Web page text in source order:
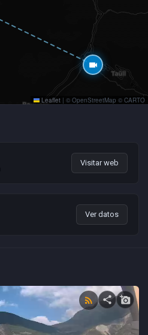
videocam
Leaflet | © OpenStreetMap © CARTO
Visitar web
Ver datos
rss_feed share add_a_photo